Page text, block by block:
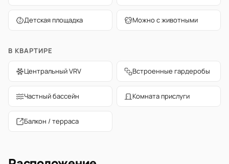
Детская площадка Можно с животными
В КВАРТИРЕ
Центральный VRV Встроенные гардеробы
Частный бассейн Комната прислуги
Балкон / терраса